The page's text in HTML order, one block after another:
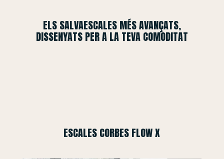
ELS SALVAESCALES MÉS AVANÇATS,
DISSENYATS PER A LA TEVA COMODITAT
ESCALES CORBES FLOW X